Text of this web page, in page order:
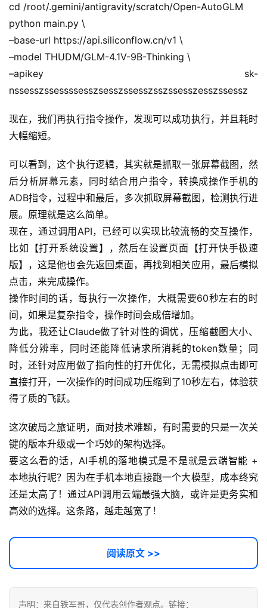
应
用
服
务
项
A
提
示
词
开
源
代
码
常
用
链
接
登录 注册
cd /root/.gemini/antigravity/scratch/Open-AutoGLM
python main.py \
–base-url https://api.siliconflow.cn/v1 \
–model THUDM/GLM-4.1V-9B-Thinking \
–apikey sk-
nssesszssessssesszsesszssesszsszssesszesszssessz
现在，我们再执行指令操作，发现可以成功执行，并且耗时
大幅缩短。
可以看到，这个执行逻辑，其实就是抓取一张屏幕截图，然
后分析屏幕元素，同时结合用户指令，转换成操作手机的
ADB指令，过程中和最后，多次抓取屏幕截图，检测执行进
展。原理就是这么简单。
现在，通过调用API，已经可以实现比较流畅的交互操作，
比如【打开系统设置】，然后在设置页面【打开快手极速
版】，这是他也会先返回桌面，再找到相关应用，最后模拟
点击，来完成操作。
操作时间的话，每执行一次操作，大概需要60秒左右的时
间，如果是复杂指令，操作时间会成倍增加。
为此，我还让Claude做了针对性的调优，压缩截图大小、
降低分辨率，同时还能降低请求所消耗的token数量；同
时，还针对应用做了指向性的打开优化，无需模拟点击即可
直接打开，一次操作的时间成功压缩到了10秒左右，体验获
得了质的飞跃。
这次破局之旅证明，面对技术难题，有时需要的只是一次关
键的版本升级或一个巧妙的架构选择。
要这么看的话，AI手机的落地模式是不是就是云端智能 +
本地执行呢？因为在手机本地直接跑一个大模型，成本终究
还是太高了！通过API调用云端最强大脑，或许是更务实和
高效的选择。这条路，越走越宽了！
阅读原文 >>
声明：来自铁军哥，仅代表创作者观点。链接：